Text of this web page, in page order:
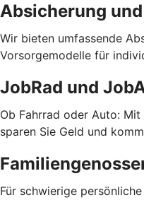
Absicherung
Wir bieten umfassende
Vorsorgemodelle für
JobRad und
Ob Fahrrad oder Auto:
sparen Sie Geld und
Für schwierige